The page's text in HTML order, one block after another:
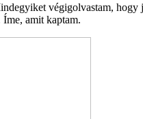
végigolvastam, hogy
amit kaptam.